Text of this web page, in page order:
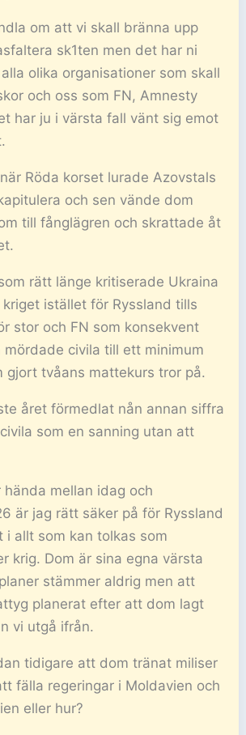
om att vi skall bränna upp
sk1ten men det har ni
olika organisationer som skall
och oss som FN, Amnesty
har ju i värsta fall vänt sig emot
Röda korset lurade Azovstals
och sen vände dom
till fånglägren och skrattade åt
rätt länge kritiserade Ukraina
istället för Ryssland tills
stor och FN som konsekvent
mördade civila till ett minimum
gjort tvåans mattekurs tror på.
året förmedlat nån annan siffra
som en sanning utan att
hända mellan idag och
är jag rätt säker på för Ryssland
i allt som kan tolkas som
krig. Dom är sina egna värsta
stämmer aldrig men att
planerat efter att dom lagt
vi utgå ifrån.
tidigare att dom tränat miliser
fälla regeringar i Moldavien och
eller hur?